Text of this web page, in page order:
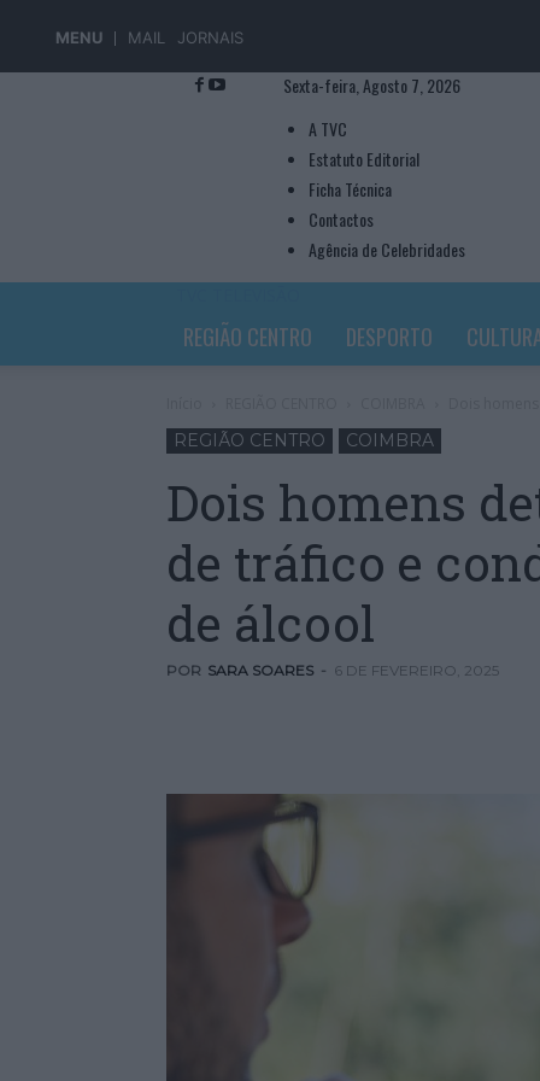
MENU MAIL JORNAIS
Sexta-feira, Agosto 7, 2026
A TVC
Estatuto Editorial
Ficha Técnica
Contactos
Agência de Celebridades
REGIÃO CENTRO DESPORTO
REGIÃO CENTRO COIMBRA
Dois homens
de tráfico e
de álcool
POR SARA SOARES - 6 DE FEVEREIRO, 2025